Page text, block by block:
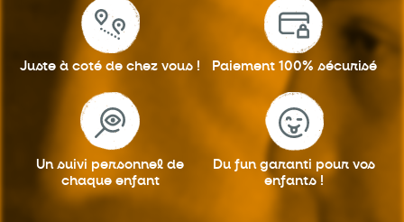
Juste à coté de chez vous ! Paiement 100% sécurisé
Un suivi personnel de
chaque enfant
Du fun garanti pour vos
enfants !